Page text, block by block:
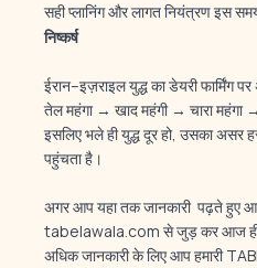
सही प्लानिंग और लागत नियंत्रण इस
निष्कर्ष
ईरान–इज़राइल युद्ध का डेयरी फार्मिंग
तेल महंगा → खाद महंगी → चारा महंगा
इसलिए भले ही युद्ध दूर हो, उसका असर
पहुंचता है।
अगर आप यहा तक जानकारी पढ़ते हुए
tabelawala.com से जुड़ कर आज ही
अधिक जानकारी के लिए आप हमारी